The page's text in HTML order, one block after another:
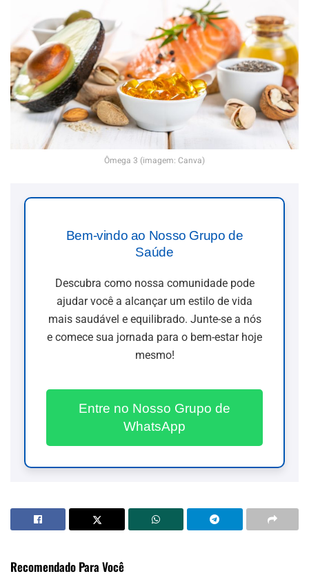
Ômega 3 (imagem: Canva)
Bem-vindo ao Nosso Grupo de
Saúde
Descubra como nossa comunidade pode
ajudar você a alcançar um estilo de vida
mais saudável e equilibrado. Junte-se a nós
e comece sua jornada para o bem-estar hoje
mesmo!
Entre no Nosso Grupo de
WhatsApp
Recomendado Para Você